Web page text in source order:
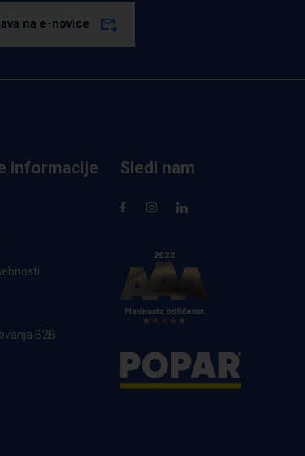
na e-novice
informacije
B2B
Sledi nam